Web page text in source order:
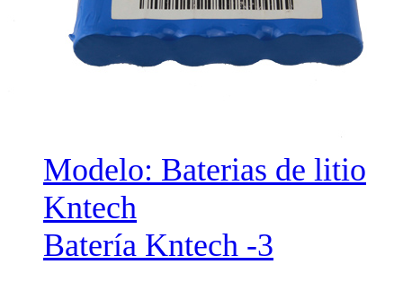
Modelo: Baterias de litio
Kntech
Batería Kntech -3